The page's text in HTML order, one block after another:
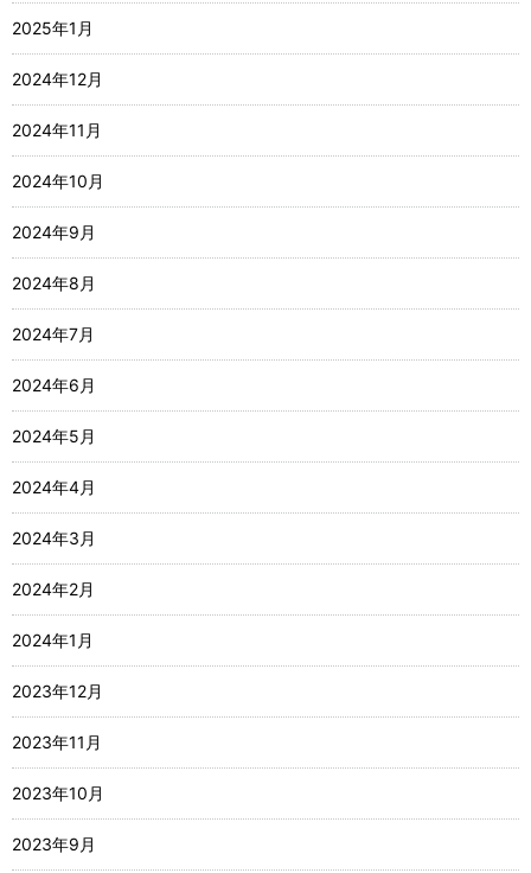
2025年1月
2024年12月
2024年11月
2024年10月
2024年9月
2024年8月
2024年7月
2024年6月
2024年5月
2024年4月
2024年3月
2024年2月
2024年1月
2023年12月
2023年11月
2023年10月
2023年9月